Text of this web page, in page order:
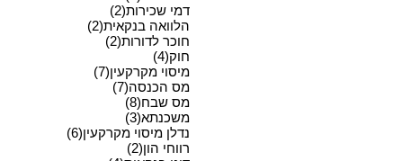
דמי שכירות(2)
הלוואה בנקאית(2)
חוכר לדורות(2)
חוק(4)
מיסוי מקרקעין(7)
מס הכנסה(7)
מס שבח(8)
משכנתא(3)
נדלן מיסוי מקרקעין(6)
רווחי הון(2)